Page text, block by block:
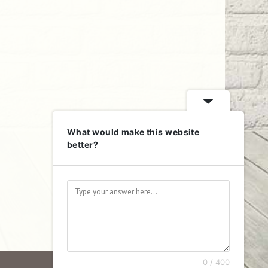
What would make this website
better?
0 / 400